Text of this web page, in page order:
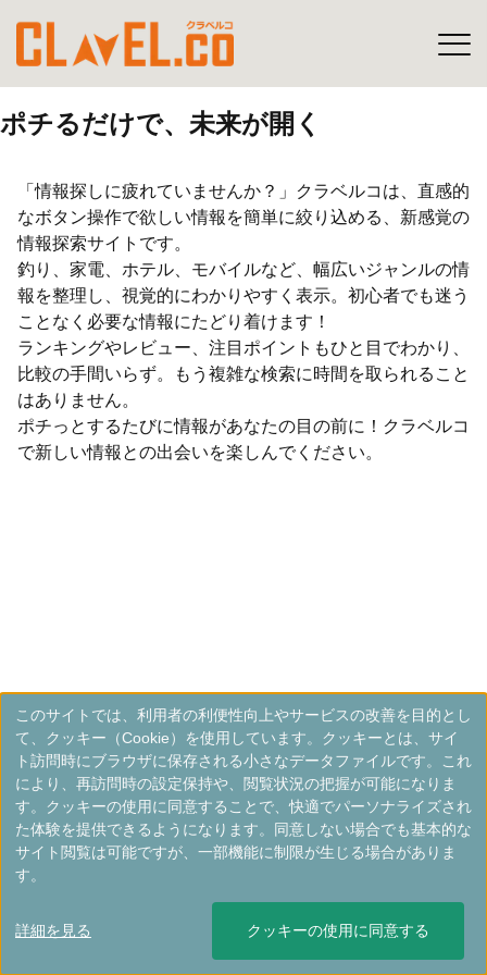
ポチるだけで、未来が開く
「情報探しに疲れていませんか？」クラベルコは、直感的
なボタン操作で欲しい情報を簡単に絞り込める、新感覚の
情報探索サイトです。
釣り、家電、ホテル、モバイルなど、幅広いジャンルの情
報を整理し、視覚的にわかりやすく表示。初心者でも迷う
ことなく必要な情報にたどり着けます！
ランキングやレビュー、注目ポイントもひと目でわかり、
比較の手間いらず。もう複雑な検索に時間を取られること
はありません。
ポチっとするたびに情報があなたの目の前に！クラベルコ
で新しい情報との出会いを楽しんでください。
このサイトでは、利用者の利便性向上やサービスの改善を目的とし
て、クッキー（Cookie）を使用しています。クッキーとは、サイ
ト訪問時にブラウザに保存される小さなデータファイルです。これ
により、再訪問時の設定保持や、閲覧状況の把握が可能になりま
す。クッキーの使用に同意することで、快適でパーソナライズされ
た体験を提供できるようになります。同意しない場合でも基本的な
サイト閲覧は可能ですが、一部機能に制限が生じる場合がありま
す。
詳細を見る クッキーの使用に同意する